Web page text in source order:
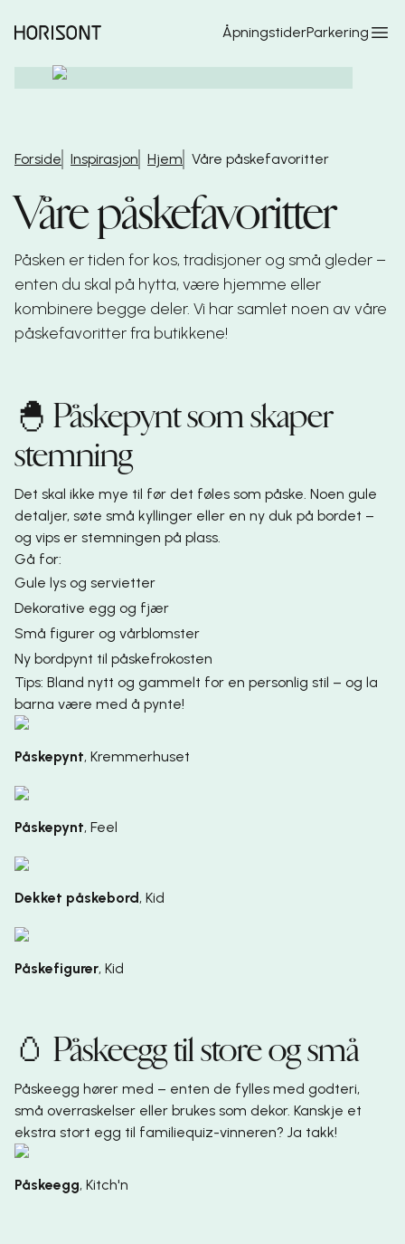
ÅpningstiderParkering
Forside Inspirasjon Hjem Våre påskefavoritter
Våre påskefavoritter
Påsken er tiden for kos, tradisjoner og små gleder –
enten du skal på hytta, være hjemme eller
kombinere begge deler. Vi har samlet noen av våre
påskefavoritter fra butikkene!
🐣 Påskepynt som skaper
stemning
Det skal ikke mye til før det føles som påske. Noen gule
detaljer, søte små kyllinger eller en ny duk på bordet –
og vips er stemningen på plass.
Gå for:
Gule lys og servietter
Dekorative egg og fjær
Små figurer og vårblomster
Ny bordpynt til påskefrokosten
Tips: Bland nytt og gammelt for en personlig stil – og la
barna være med å pynte!
Påskepynt, Kremmerhuset
Påskepynt, Feel
Dekket påskebord , Kid
Påskefigurer, Kid
🥚 Påskeegg til store og små
Påskeegg hører med – enten de fylles med godteri,
små overraskelser eller brukes som dekor. Kanskje et
ekstra stort egg til familiequiz-vinneren? Ja takk!
Påskeegg, Kitch'n